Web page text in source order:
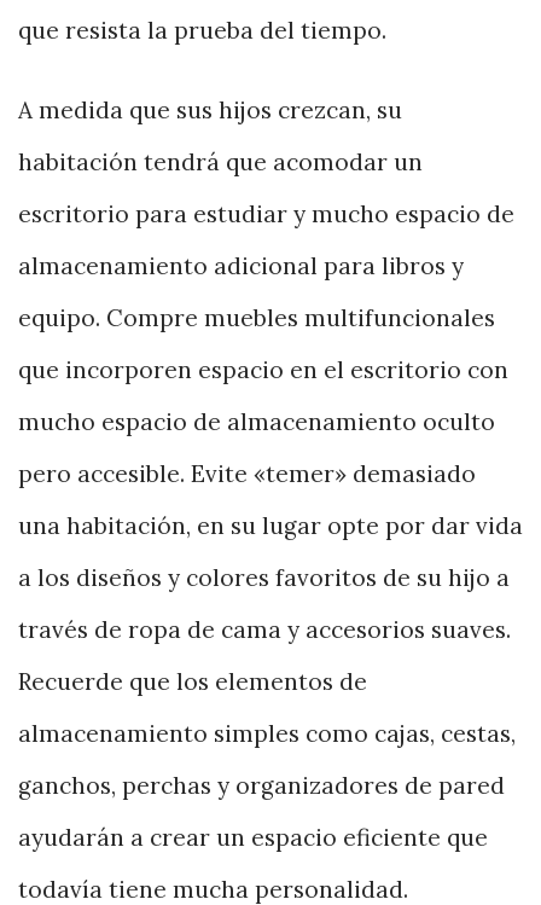
que resista la prueba del tiempo.
A medida que sus hijos crezcan, su
habitación tendrá que acomodar un
escritorio para estudiar y mucho espacio de
almacenamiento adicional para libros y
equipo. Compre muebles multifuncionales
que incorporen espacio en el escritorio con
mucho espacio de almacenamiento oculto
pero accesible. Evite «temer» demasiado
una habitación, en su lugar opte por dar vida
a los diseños y colores favoritos de su hijo a
través de ropa de cama y accesorios suaves.
Recuerde que los elementos de
almacenamiento simples como cajas, cestas,
ganchos, perchas y organizadores de pared
ayudarán a crear un espacio eficiente que
todavía tiene mucha personalidad.